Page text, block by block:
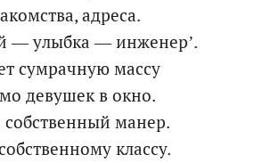
адреса.
— улыбка — инженер’.
сумрачную массу
девушек в окно.
манер.
классу.